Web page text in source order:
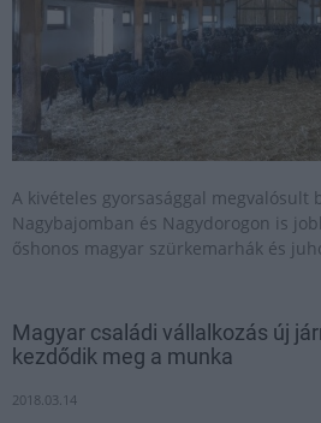
A kivételes gyorsasággal megvalósult
Nagybajomban és Nagydorogon is
őshonos magyar szürkemarhák és
Magyar családi vállalkozás új
kezdődik meg a munka
2018.03.14